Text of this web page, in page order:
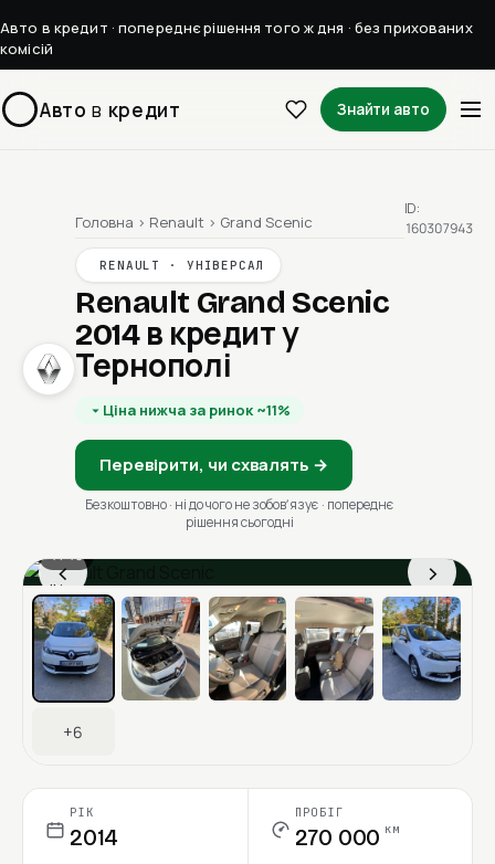
Авто в кредит · попереднє рішення того ж дня · без прихованих
комісій
Авто в кредит Знайти авто
Головна › Renault › Grand Scenic
RENAULT · УНІВЕРСАЛ
Renault Grand Scenic
2014 в кредит у
Тернополі
Ціна нижча за ринок ~11%
Перевірити, чи схвалять →
Безкоштовно · ні до чого не зобовʼязує · попереднє
рішення сьогодні
ID:
160307943
‹ ›
1 / 13
Ціна в місяць
+6
РІК
2014
ПРОБІГ
270 000 км